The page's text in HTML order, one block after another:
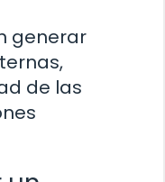
generar
de las